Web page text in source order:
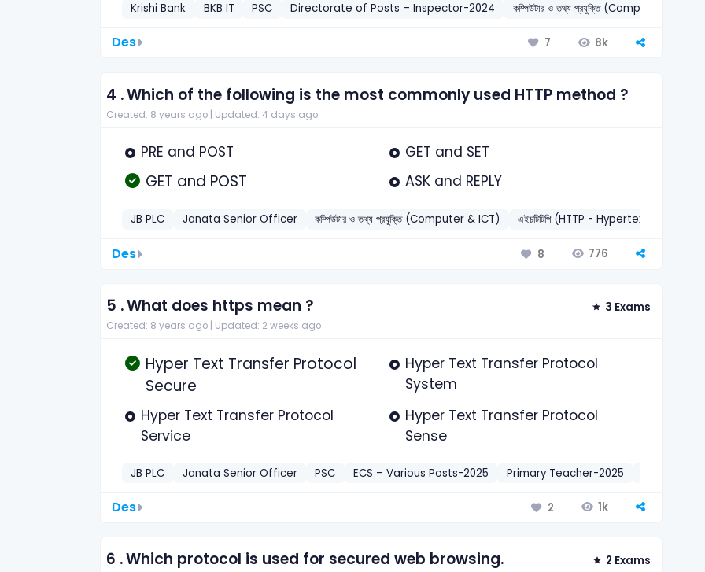
Krishi Bank BKB IT PSC Directorate of Posts – Inspector-2024 কম্পিউটার ও তথ্য প্রযুক্তি (Computer & ICT)
Des 7 8k
4 .Which of the following is the most commonly used HTTP method ?
Created: 8 years ago | Updated: 4 days ago
PRE and POST GET and SET
GET and POST ASK and REPLY
JB PLC Janata Senior Officer কম্পিউটার ও তথ্য প্রযুক্তি (Computer & ICT) এইচটিটিপি (HTTP - Hypertext Transfer
Des 8 776
5 .What does https mean ? 3 Exams
Created: 8 years ago | Updated: 2 weeks ago
Hyper Text Transfer Protocol
Secure
Hyper Text Transfer Protocol
System
Hyper Text Transfer Protocol
Service
Hyper Text Transfer Protocol
Sense
JB PLC Janata Senior Officer PSC ECS – Various Posts-2025 Primary Teacher-2025
Des 2 1k
6 .Which protocol is used for secured web browsing. 2 Exams